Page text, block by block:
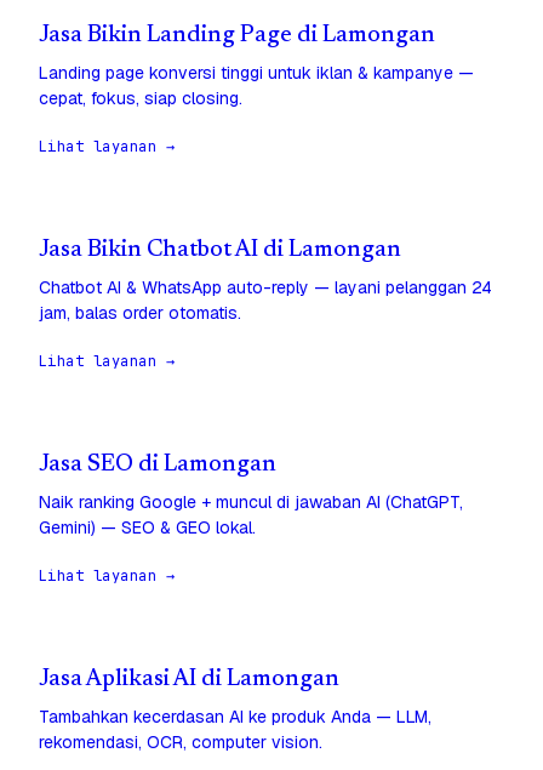
Jasa Bikin Landing Page di Lamongan
Landing page konversi tinggi untuk iklan & kampanye —
cepat, fokus, siap closing.
Lihat layanan →
Jasa Bikin Chatbot AI di Lamongan
Chatbot AI & WhatsApp auto-reply — layani pelanggan 24
jam, balas order otomatis.
Lihat layanan →
Jasa SEO di Lamongan
Naik ranking Google + muncul di jawaban AI (ChatGPT,
Gemini) — SEO & GEO lokal.
Lihat layanan →
Jasa Aplikasi AI di Lamongan
Tambahkan kecerdasan AI ke produk Anda — LLM,
rekomendasi, OCR, computer vision.